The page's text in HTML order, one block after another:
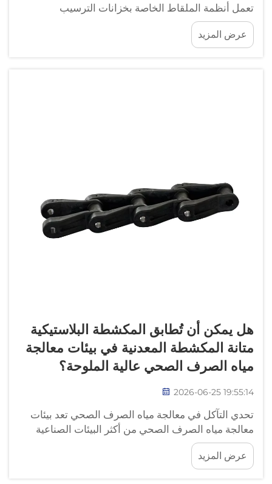
تعمل أنظمة الملقاط الخاصة بخزانات الترسيب
باستمرار، حيث تُحرّك المواد الصلبة المتراكمة عبر أرضية
الخزان نحو مجاميع التجميع. ويُشغل محرك القيادة في
مواجهة مقاومة مجمعة تتضمّن تجميع الملقاط و...
عرض المزيد
هل يمكن أن تُطابق المكشطة البلاستيكية
متانة المكشطة المعدنية في بيئات معالجة
مياه الصرف الصحي عالية الملوحة؟
2026-06-25 19:55:14
تحدي التآكل في معالجة مياه الصرف الصحي تعد بيئات
معالجة مياه الصرف الصحي من أكثر البيئات الصناعية
تآكلًا. ويُكوِّن غاز كبريتيد الهيدروجين الناتج عن التحلل
اللاهوائي حمض الكبريتيك بوجود الرطوبة، ما يؤدي إلى
هجومه على المكونات المعدنية...
عرض المزيد